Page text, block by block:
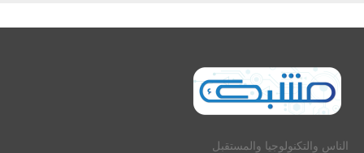
الناس والتكنولوجيا والمستقبل